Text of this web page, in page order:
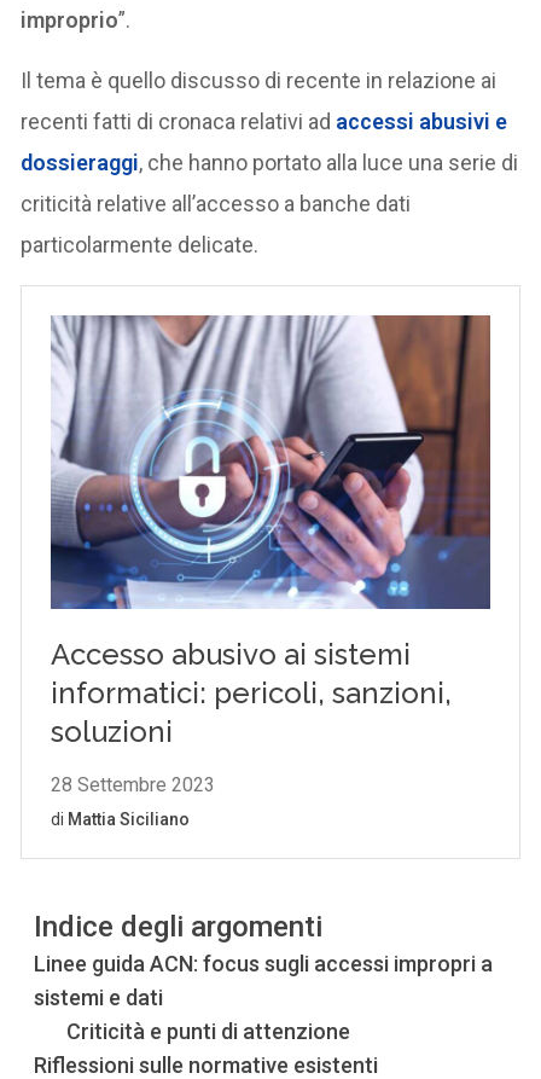
improprio”.
Il tema è quello discusso di recente in relazione ai
recenti fatti di cronaca relativi ad accessi abusivi e
dossieraggi, che hanno portato alla luce una serie di
criticità relative all’accesso a banche dati
particolarmente delicate.
Indice degli argomenti
Linee guida ACN: focus sugli accessi impropri a
sistemi e dati
Criticità e punti di attenzione
Riflessioni sulle normative esistenti